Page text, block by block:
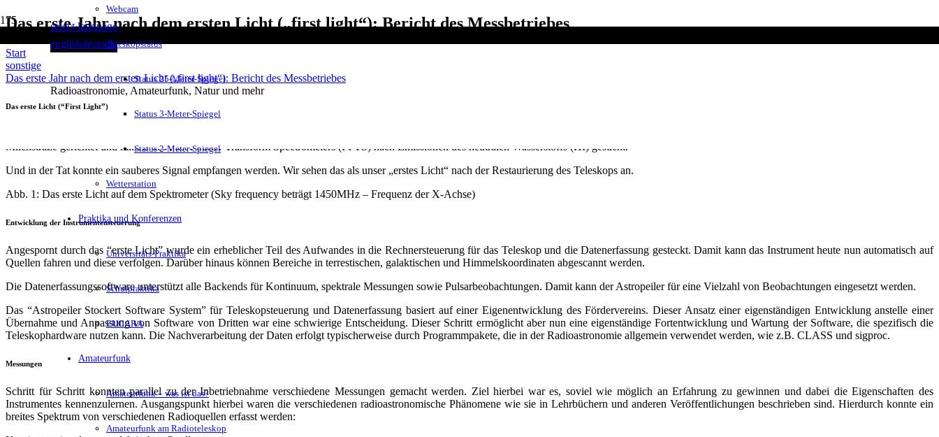
select language
englishdeutsch
Radioastronomie, Amateurfunk, Natur und mehr
Webcam
Teleskopstatus
Status 25-Meter-Spiegel
Status 3-Meter-Spiegel
Status 2-Meter-Spiegel
Wetterstation
Praktika und Konferenzen
Universitäts-Praktika
Schulpraktika
EUCARA
Amateurfunk
Amateurfunk – was ist das?
Amateurfunk am Radioteleskop
Das erste Jahr nach dem ersten Licht („first light“): Bericht des Messbetriebes
Start
sonstige
Das erste Jahr nach dem ersten Licht („first light“): Bericht des Messbetriebes
Das erste Licht (“First Light”)
Milchstraße gerichtet und mittels des Fast Fourier Transform Spectrometers (FFTS) nach Emissionen des neutralen Wasserstoffs (HI) gesucht.
Und in der Tat konnte ein sauberes Signal empfangen werden. Wir sehen das als unser „erstes Licht“ nach der Restaurierung des Teleskops an.
Abb. 1: Das erste Licht auf dem Spektrometer (Sky frequency beträgt 1450MHz – Frequenz der X-Achse)
Entwicklung der Instrumentensteuerung
Angespornt durch das “erste Licht” wurde ein erheblicher Teil des Aufwandes in die Rechnersteuerung für das Teleskop und die Datenerfassung gesteckt. Damit kann das Instrument heute nun automatisch auf
Quellen fahren und diese verfolgen. Darüber hinaus können Bereiche in terrestischen, galaktischen und Himmelskoordinaten abgescannt werden.
Die Datenerfassungssoftware unterstützt alle Backends für Kontinuum, spektrale Messungen sowie Pulsarbeobachtungen. Damit kann der Astropeiler für eine Vielzahl von Beobachtungen eingesetzt werden.
Das “Astropeiler Stockert Software System” für Teleskopsteuerung und Datenerfassung basiert auf einer Eigenentwicklung des Fördervereins. Dieser Ansatz einer eigenständigen Entwicklung anstelle einer
Übernahme und Anpassung von Software von Dritten war eine schwierige Entscheidung. Dieser Schritt ermöglicht aber nun eine eigenständige Fortentwicklung und Wartung der Software, die spezifisch die
Teleskophardware nutzen kann. Die Nachverarbeitung der Daten erfolgt typischerweise durch Programmpakete, die in der Radioastronomie allgemein verwendet werden, wie z.B. CLASS und sigproc.
Messungen
Schritt für Schritt konnten parallel zu der Inbetriebnahme verschiedene Messungen gemacht werden. Ziel hierbei war es, soviel wie möglich an Erfahrung zu gewinnen und dabei die Eigenschaften des
Instrumentes kennenzulernen. Ausgangspunkt hierbei waren die verschiedenen radioastronomische Phänomene wie sie in Lehrbüchern und anderen Veröffentlichungen beschrieben sind. Hierdurch konnte ein
breites Spektrum von verschiedenen Radioquellen erfasst werden: